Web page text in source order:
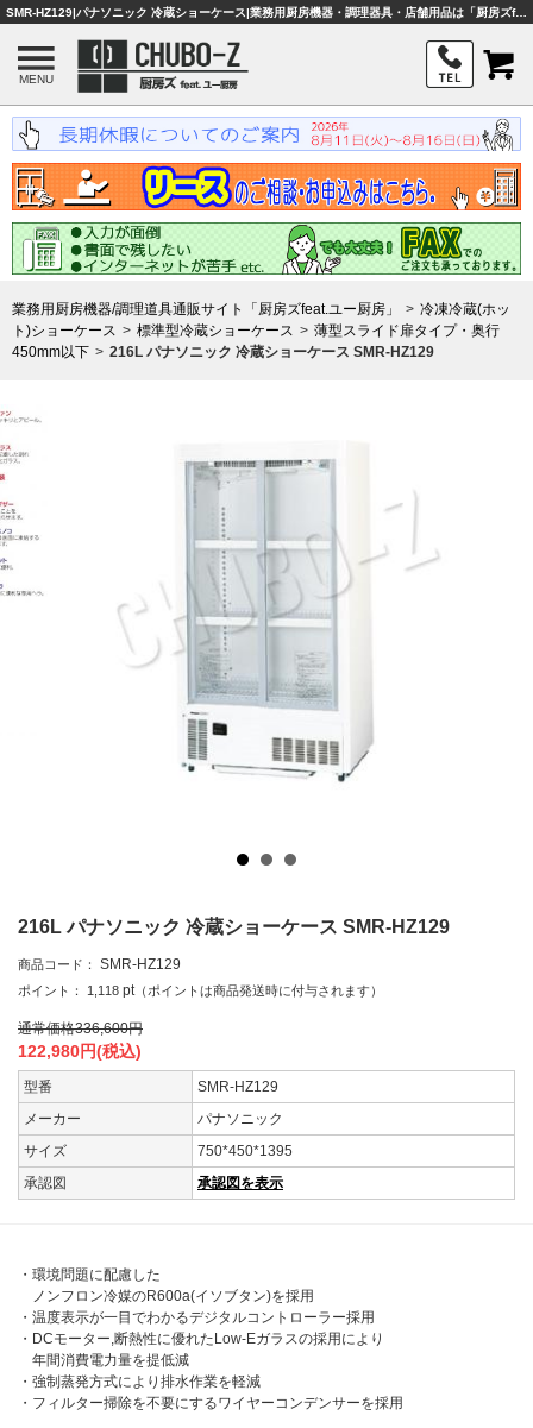
SMR-HZ129|パナソニック 冷蔵ショーケース|業務用厨房機器・調理器具・店舗用品は「厨房ズfeat.ユー厨房」
MENU
業務用厨房機器/調理道具通販サイト「厨房ズfeat.ユー厨房」
冷凍冷蔵(ホッ
ト)ショーケース
標準型冷蔵ショーケース
薄型スライド扉タイプ・奥行
450mm以下
216L パナソニック 冷蔵ショーケース SMR-HZ129
216L パナソニック 冷蔵ショーケース SMR-HZ129
商品コード： SMR-HZ129
ポイント： 1,118 pt （ポイントは商品発送時に付与されます）
通常価格336,600円
122,980円(税込)
型番
SMR-HZ129
メーカー
パナソニック
サイズ
750*450*1395
承認図
承認図を表示
・環境問題に配慮した
ノンフロン冷媒のR600a(イソブタン)を採用
・温度表示が一目でわかるデジタルコントローラー採用
・DCモーター,断熱性に優れたLow-Eガラスの採用により
年間消費電力量を提低減
・強制蒸発方式により排水作業を軽減
・フィルター掃除を不要にするワイヤーコンデンサーを採用